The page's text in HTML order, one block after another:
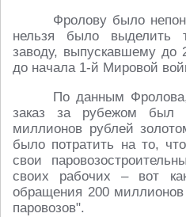
Фролову было
нельзя было выделить
заводу, выпускавшему до
до начала 1-й Мировой
По данным
заказ за рубежом был
миллионов рублей
было потратить на то,
свои
своих рабочих – вот
обращения 200
паровозов".